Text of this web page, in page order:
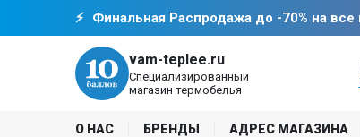
Финальная Распродажа до -70% на все
vam-teplee.ru
Специализированный
магазин термобелья
О НАС БРЕНДЫ АДРЕС МАГАЗИНА